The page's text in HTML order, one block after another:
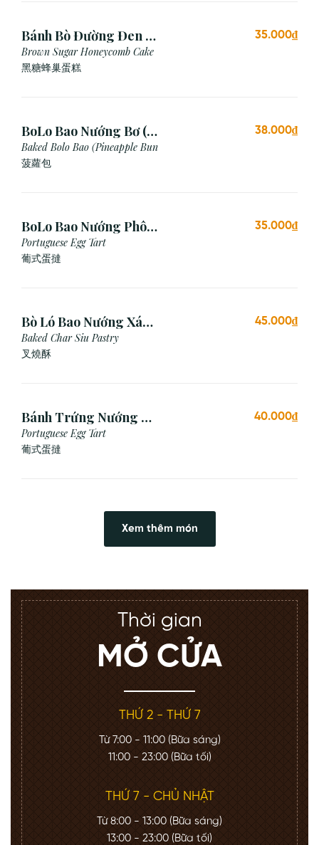
Bánh Bò Đường Đen (1
Cái)
Brown Sugar Honeycomb Cake
黑糖蜂巢蛋糕
35.000₫
BoLo Bao Nướng Bơ (1
Cái)
Baked Bolo Bao (Pineapple Bun
菠蘿包
38.000₫
BoLo Bao Nướng Phô
Mai (1 Cái)
Portuguese Egg Tart
葡式蛋撻
35.000₫
Bò Ló Bao Nướng Xá
Xíu (1 Cái)
Baked Char Siu Pastry
叉燒酥
45.000₫
Bánh Trứng Nướng Bồ
Đào Nha (2 Cái)
Portuguese Egg Tart
葡式蛋撻
40.000₫
Xem thêm món
Thời gian
MỞ CỬA
THỨ 2 - THỨ 7
Từ 7:00 - 11:00 (Bữa sáng)
11:00 - 23:00 (Bữa tối)
THỨ 7 - CHỦ NHẬT
Từ 8:00 - 13:00 (Bữa sáng)
13:00 - 23:00 (Bữa tối)